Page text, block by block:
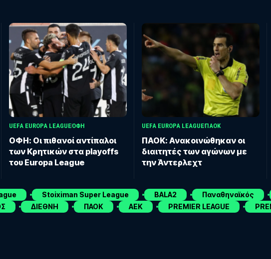
UEFA EUROPA LEAGUEΟΦΗ
ΟΦΗ: Οι πιθανοί αντίπαλοι
των Κρητικών στα playoffs
του Europa League
UEFA EUROPA LEAGUEΠΑΟΚ
ΠΑΟΚ: Ανακοινώθηκαν οι
διαιτητές των αγώνων με
την Άντερλεχτ
Stoiximan Super League BALA2 Παναθηναϊκός
ΔΙΕΘΝΗ ΠΑΟΚ ΑΕΚ PREMIER LEAGUE